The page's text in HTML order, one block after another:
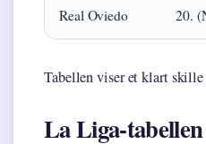
Real Oviedo 20.
Tabellen viser et klart
La Liga-tabellen